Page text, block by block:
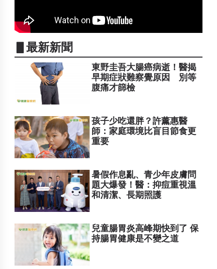
▋最新新聞
東野圭吾大腸癌病逝！醫揭
早期症狀難察覺原因 別等
腹痛才篩檢
孩子少吃還胖？許薰惠醫
師：家庭環境比盲目節食更
重要
暑假作息亂、青少年皮膚問
題大爆發！醫：抑痘重視溫
和清潔、長期照護
兒童腸胃炎高峰期快到了 保
持腸胃健康是不變之道